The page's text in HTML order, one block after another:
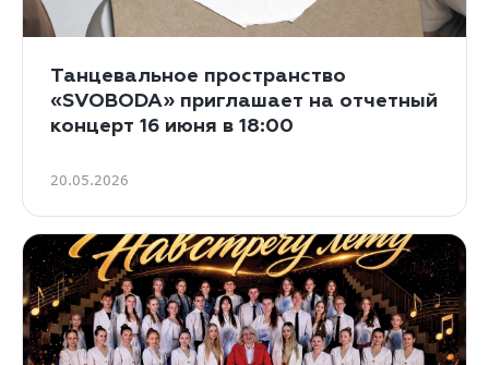
Танцевальное пространство
«SVOBODA» приглашает на отчетный
концерт 16 июня в 18:00
20.05.2026